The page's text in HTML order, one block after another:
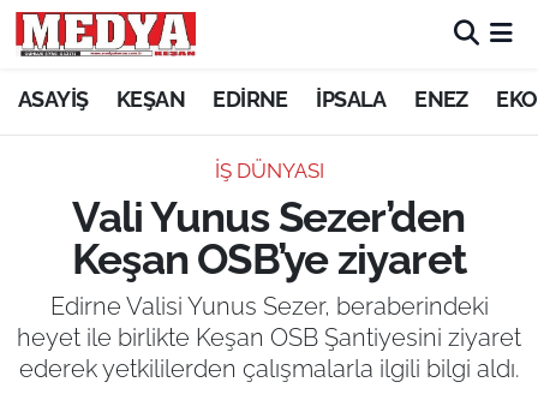
ASAYİŞ KEŞAN EDİRNE İPSALA ENEZ
İŞ DÜNYASI
Vali Yunus Sezer’den
Keşan OSB’ye ziyaret
Edirne Valisi Yunus Sezer, beraberindeki
heyet ile birlikte Keşan OSB Şantiyesini ziyaret
ederek yetkililerden çalışmalarla ilgili bilgi aldı.
KEŞAN
ASAYİŞ
SİYASET
GÜNDEM